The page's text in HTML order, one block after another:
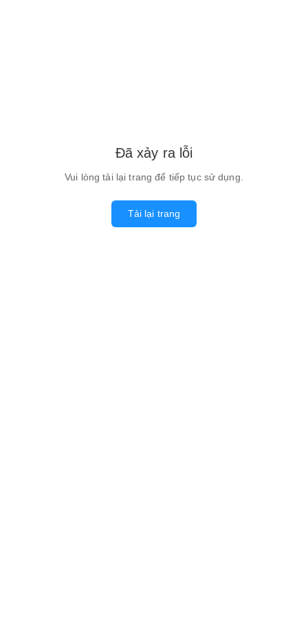
Đã xảy ra lỗi
Vui lòng tải lại trang để tiếp tục sử dụng.
Tải lại trang